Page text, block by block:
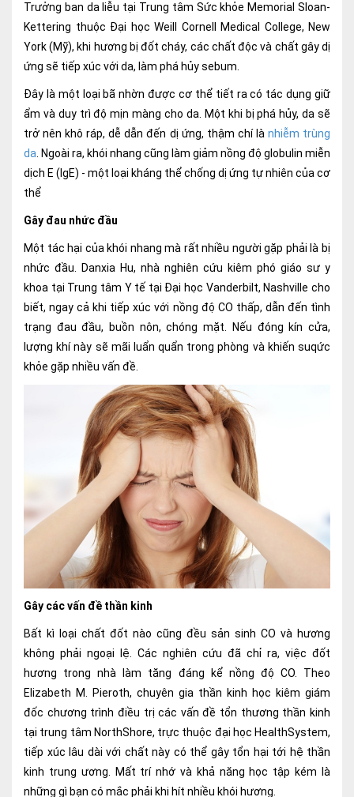
Trưởng ban da liễu tại Trung tâm Sức khỏe Memorial Sloan-
Kettering thuộc Đại học Weill Cornell Medical College, New
York (Mỹ), khi hương bị đốt cháy, các chất độc và chất gây dị
ứng sẽ tiếp xúc với da, làm phá hủy sebum.
Đây là một loại bã nhờn được cơ thể tiết ra có tác dụng giữ
ẩm và duy trì độ mịn màng cho da. Một khi bị phá hủy, da sẽ
trở nên khô ráp, dễ dẫn đến dị ứng, thậm chí là nhiễm trùng
da . Ngoài ra, khói nhang cũng làm giảm nồng độ globulin miễn
dịch E (IgE) - một loại kháng thể chống dị ứng tự nhiên của cơ
thể
Gây đau nhức đầu
Một tác hại của khói nhang mà rất nhiều người gặp phải là bị
nhức đầu. Danxia Hu, nhà nghiên cứu kiêm phó giáo sư y
khoa tại Trung tâm Y tế tại Đại học Vanderbilt, Nashville cho
biết, ngay cả khi tiếp xúc với nồng độ CO thấp, dẫn đến tình
trạng đau đầu, buồn nôn, chóng mặt. Nếu đóng kín cửa,
lượng khí này sẽ mãi luẩn quẩn trong phòng và khiến suqức
khỏe gặp nhiều vấn đề.
Gây các vấn đề thần kinh
Bất kì loại chất đốt nào cũng đều sản sinh CO và hương
không phải ngoại lệ. Các nghiên cứu đã chỉ ra, việc đốt
hương trong nhà làm tăng đáng kể nồng độ CO. Theo
Elizabeth M. Pieroth, chuyên gia thần kinh học kiêm giám
đốc chương trình điều trị các vấn đề tổn thương thần kinh
tại trung tâm NorthShore, trực thuộc đại học HealthSystem,
tiếp xúc lâu dài với chất này có thể gây tổn hại tới hệ thần
kinh trung ương. Mất trí nhớ và khả năng học tập kém là
những gì bạn có mắc phải khi hít nhiều khói hương.